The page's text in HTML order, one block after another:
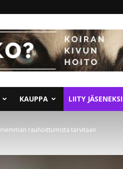
KAUPPA LIITY JÄSENEKSI
rauhoittumista tarvitaan